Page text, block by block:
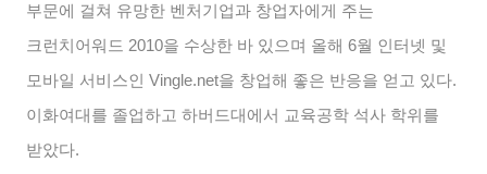
부문에 걸쳐 유망한 벤처기업과 창업자에게 주는
크런치어워드 2010을 수상한 바 있으며 올해 6월 인터넷 및
모바일 서비스인
Vingle.net을 창업해 좋은 반응을 얻고 있다.
이화여대를 졸업하고 하버드대에서 교육공학 석사 학위를
받았다.